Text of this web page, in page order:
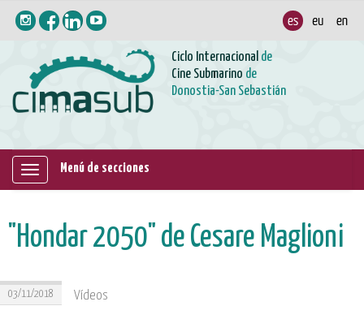
Ciclo Internacional de
Cine Submarino de
Donostia-San Sebastián
Mostrar/ocultar
Menú de secciones
"Hondar 2050" de Cesare Maglioni
03/11/2018 Vídeos